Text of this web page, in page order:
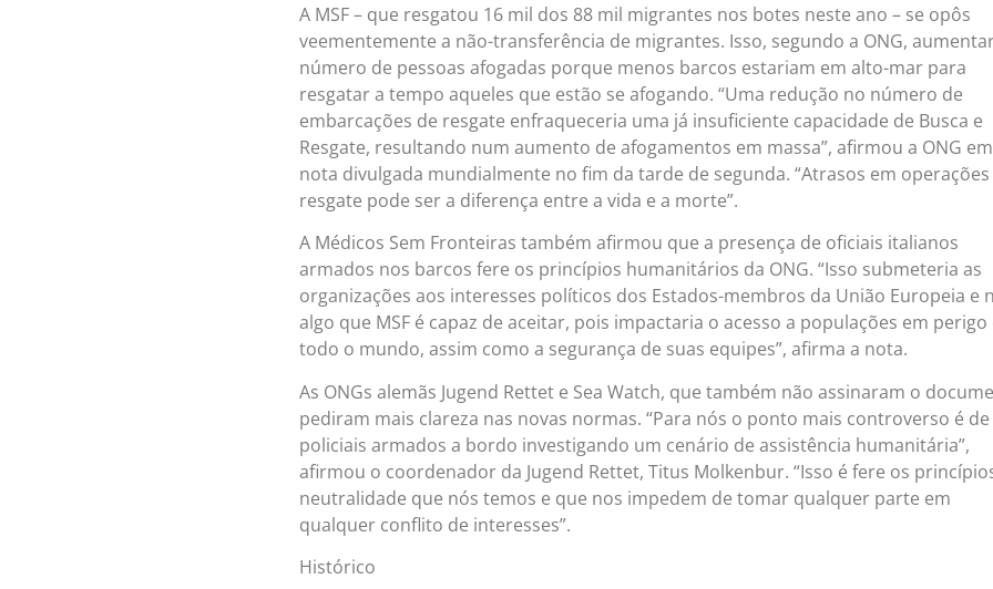
A MSF – que resgatou 16 mil dos 88 mil migrantes nos botes neste ano – se opôs
veementemente a não-transferência de migrantes. Isso, segundo a ONG,
número de pessoas afogadas porque menos barcos estariam em alto-mar para
resgatar a tempo aqueles que estão se afogando. “Uma redução no número de
embarcações de resgate enfraqueceria uma já insuficiente capacidade de Busca e
Resgate, resultando num aumento de afogamentos em massa”, afirmou a ONG em
nota divulgada mundialmente no fim da tarde de segunda. “Atrasos em operações
resgate pode ser a diferença entre a vida e a morte”.
A Médicos Sem Fronteiras também afirmou que a presença de oficiais italianos
armados nos barcos fere os princípios humanitários da ONG. “Isso submeteria as
organizações aos interesses políticos dos Estados-membros da União Europeia e
algo que MSF é capaz de aceitar, pois impactaria o acesso a populações em perigo
todo o mundo, assim como a segurança de suas equipes”, afirma a nota.
As ONGs alemãs Jugend Rettet e Sea Watch, que também não assinaram o
pediram mais clareza nas novas normas. “Para nós o ponto mais controverso é
policiais armados a bordo investigando um cenário de assistência humanitária”,
afirmou o coordenador da Jugend Rettet, Titus Molkenbur. “Isso é fere os
neutralidade que nós temos e que nos impedem de tomar qualquer parte em
qualquer conflito de interesses”.
Histórico